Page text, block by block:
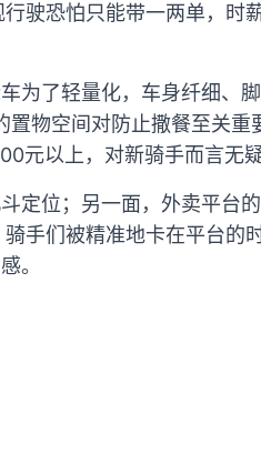
驶恐怕只能带一两单，时
为了轻量化，车身纤细、
物空间对防止撒餐至关重
元以上，对新骑手而言无疑
定位；另一面，外卖平台
手们被精准地卡在平台的
。